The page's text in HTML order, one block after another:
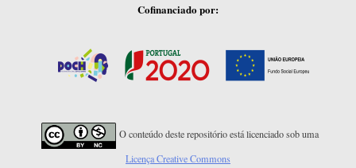
Cofinanciado por:
O conteúdo deste repositório está licenciado sob uma
Licença Creative Commons